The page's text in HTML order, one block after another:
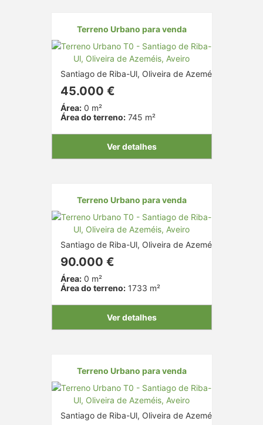
Terreno Urbano para venda
Santiago de Riba-Ul, Oliveira de Azeméis, Aveiro
45.000 €
Área:0 m²
Área do terreno:745 m²
Ver detalhes
Terreno Urbano para venda
Santiago de Riba-Ul, Oliveira de Azeméis, Aveiro
90.000 €
Área:0 m²
Área do terreno:1733 m²
Ver detalhes
Terreno Urbano para venda
Santiago de Riba-Ul, Oliveira de Azeméis, Aveiro